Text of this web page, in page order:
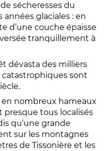
sécheresses du
glaciales : en
d’une couche épaisse
tranquillement à
dévasta des milliers
catastrophiques sont
en nombreux hameaux
tous localisés
qu’une grande
sur les montagnes
de Tissonière et les